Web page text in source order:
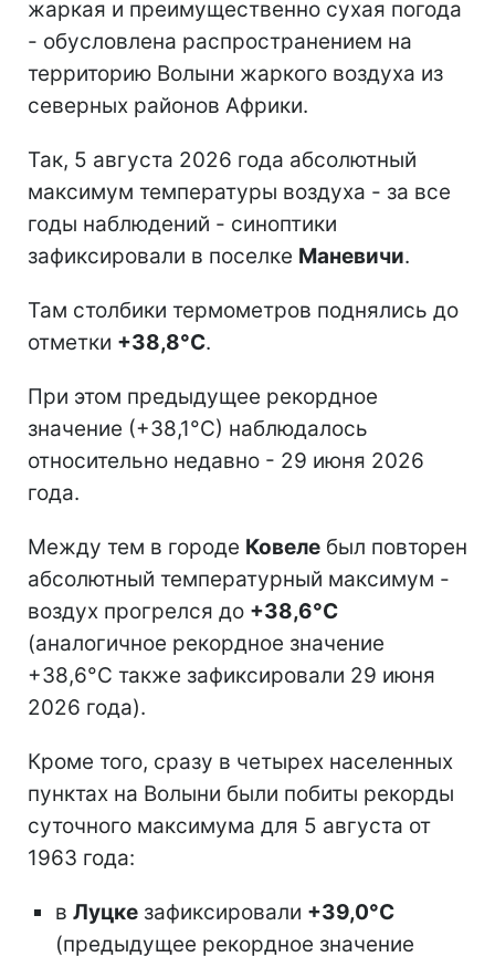
жаркая и преимущественно сухая погода
- обусловлена распространением на
территорию Волыни жаркого воздуха из
северных районов Африки.
Так, 5 августа 2026 года абсолютный
максимум температуры воздуха - за все
годы наблюдений - синоптики
зафиксировали в поселке Маневичи.
Там столбики термометров поднялись до
отметки +38,8°С.
При этом предыдущее рекордное
значение (+38,1°С) наблюдалось
относительно недавно - 29 июня 2026
года.
Между тем в городе Ковеле был повторен
абсолютный температурный максимум -
воздух прогрелся до +38,6°С
(аналогичное рекордное значение
+38,6°С также зафиксировали 29 июня
2026 года).
Кроме того, сразу в четырех населенных
пунктах на Волыни были побиты рекорды
суточного максимума для 5 августа от
1963 года:
в Луцке зафиксировали +39,0°С
(предыдущее рекордное значение